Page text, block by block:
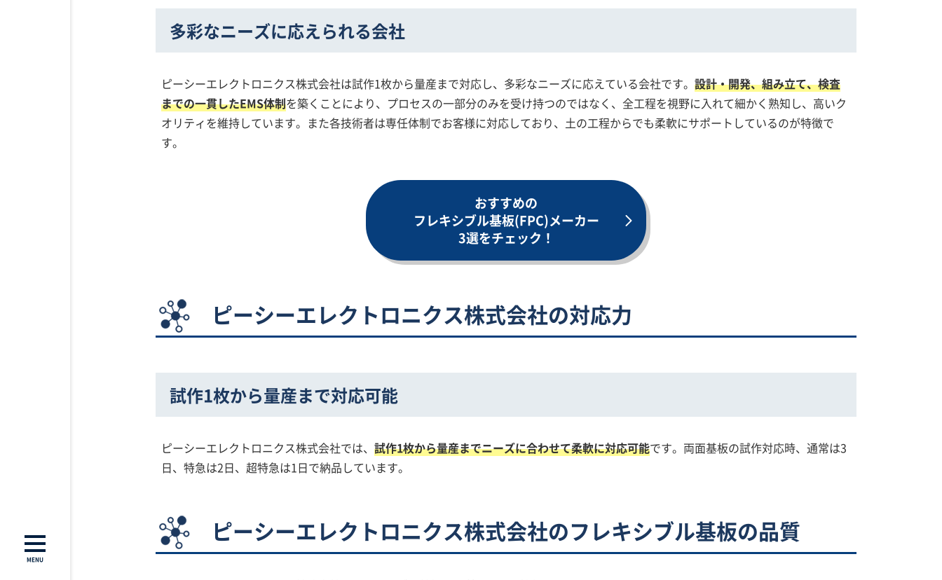
MENU
多彩なニーズに応えられる会社
ピーシーエレクトロニクス株式会社は試作1枚から量産まで対応し、多彩なニーズに応えている会社です。 設計・開発、組み立て、検査
までの一貫したEMS体制を築くことにより、プロセスの一部分のみを受け持つのではなく、全工程を視野に入れて細かく熟知し、高いク
オリティを維持しています。また各技術者は専任体制でお客様に対応しており、土の工程からでも柔軟にサポートしているのが特徴で
す。
おすすめの
フレキシブル基板(FPC)メーカー
3選をチェック！
ピーシーエレクトロニクス株式会社の対応力
試作1枚から量産まで対応可能
ピーシーエレクトロニクス株式会社では、 試作1枚から量産までニーズに合わせて柔軟に対応可能です。両面基板の試作対応時、通常は3
日、特急は2日、超特急は1日で納品しています。
ピーシーエレクトロニクス株式会社のフレキシブル基板の品質